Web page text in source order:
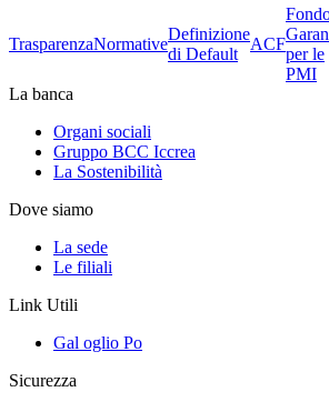
TrasparenzaNormative
Definizione
di Default
ACF
per le
PMI
La banca
Organi sociali
Gruppo BCC Iccrea
La Sostenibilità
Dove siamo
La sede
Le filiali
Link Utili
Gal oglio Po
Sicurezza